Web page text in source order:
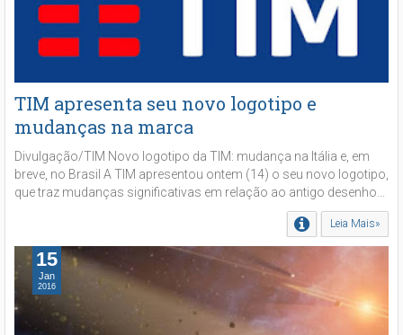
TIM apresenta seu novo logotipo e
mudanças na marca
Divulgação/TIM Novo logotipo da TIM: mudança na Itália e, em
breve, no Brasil A TIM apresentou ontem (14) o seu novo logotipo,
que traz mudanças significativas em relação ao antigo desenho...
Leia Mais»
15
Jan
2016